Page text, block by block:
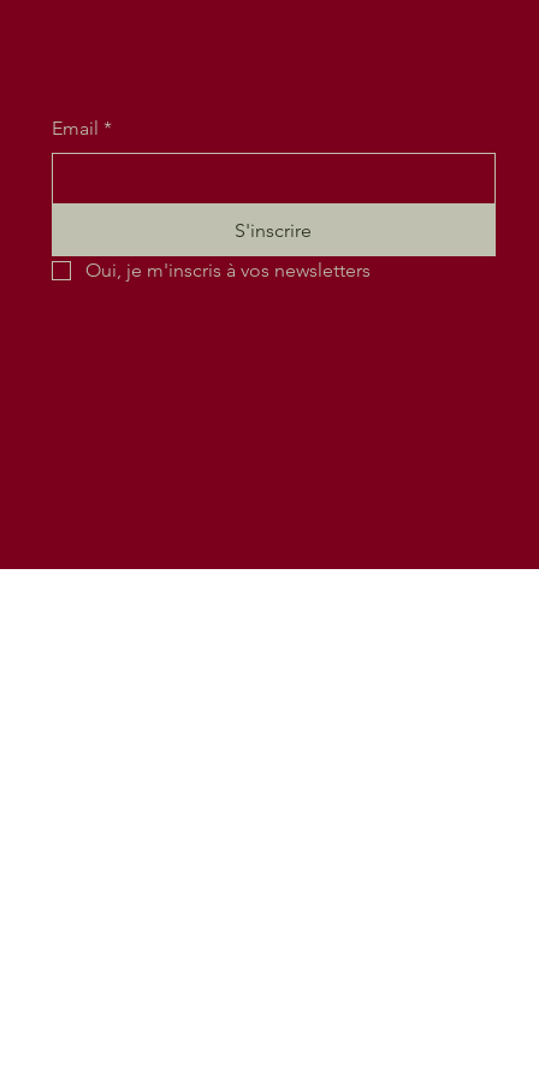
Email *
S'inscrire
Oui, je m'inscris à vos newsletters